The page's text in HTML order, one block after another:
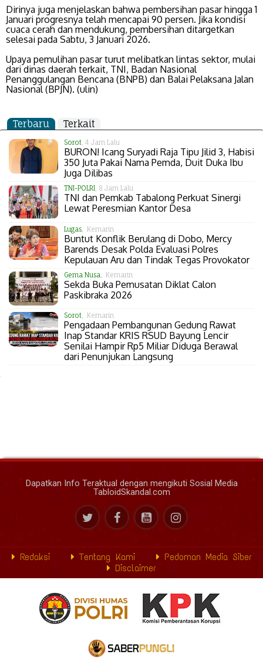
Dirinya juga menjelaskan bahwa pembersihan pasar hingga 1
Januari progresnya telah mencapai 90 persen. Jika kondisi
cuaca cerah dan mendukung, pembersihan ditargetkan
selesai pada Sabtu, 3 Januari 2026.
Upaya pemulihan pasar turut melibatkan lintas sektor, mulai
dari dinas daerah terkait, TNI, Badan Nasional
Penanggulangan Bencana (BNPB) dan Balai Pelaksana Jalan
Nasional (BPJN). (ulin)
Terbaru Terkait
Sorot, 4 Jam Lalu
BURON! Icang Suryadi Raja Tipu Jilid 3, Habisi
350 Juta Pakai Nama Pemda, Duit Duka Ibu
Juga Dilibas
TNI-POLRI, 8 Jam Lalu
TNI dan Pemkab Tabalong Perkuat Sinergi
Lewat Peresmian Kantor Desa
Lugas, Kemarin
Buntut Konflik Berulang di Dobo, Mercy
Barends Desak Polda Evaluasi Polres
Kepulauan Aru dan Tindak Tegas Provokator
Gema Nusa , Kemarin
Sekda Buka Pemusatan Diklat Calon
Paskibraka 2026
Sorot, Kemarin
Pengadaan Pembangunan Gedung Rawat
Inap Standar KRIS RSUD Bayung Lencir
Senilai Hampir Rp5 Miliar Diduga Berawal
dari Penunjukan Langsung
Dapatkan Info Teraktual dengan mengikuti Sosial Media
TabloidSkandal.com
Redaksi Tentang Kami
Pedoman Media Siber
Disclaimer